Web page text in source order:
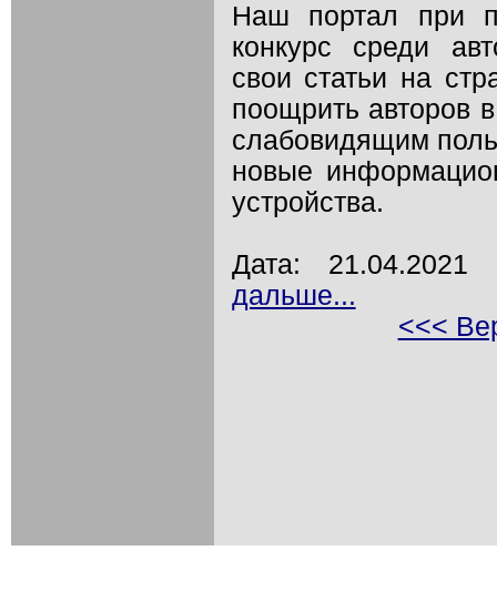
Наш портал при
конкурс среди
свои статьи на
поощрить авторов
слабовидящим
новые
устройства.
Дата:
дальше...
<<<